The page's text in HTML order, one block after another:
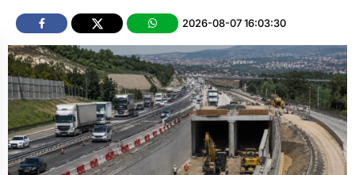
2026-08-07 16:03:30